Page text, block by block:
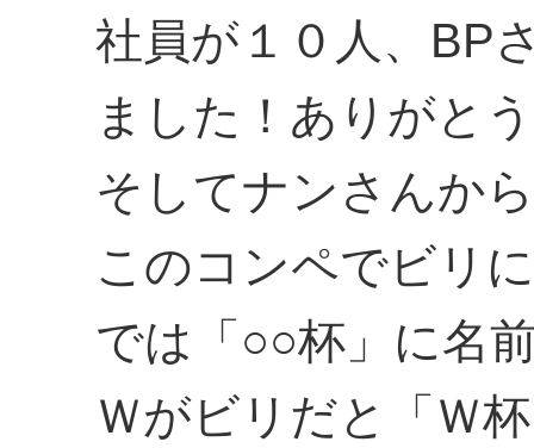
社員が１０人、BP
ました！ありがと
そしてナンさんか
このコンペでビリ
では「○○杯」に名
Ｗがビリだと「Ｗ